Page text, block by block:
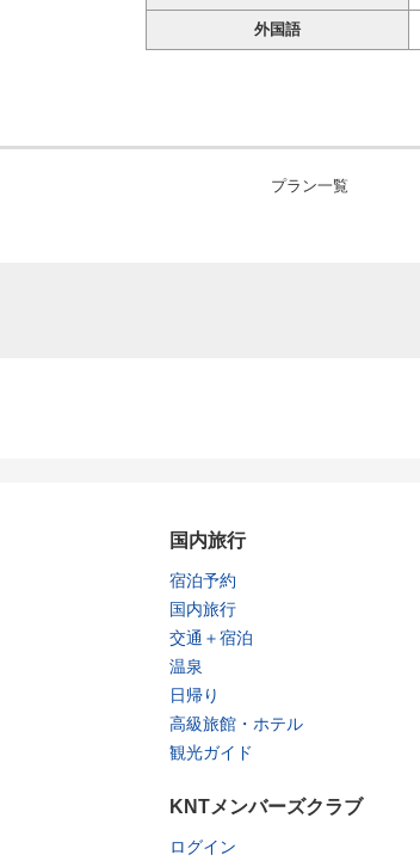
外国語
プラン一覧
国内旅行
宿泊予約
国内旅行
交通＋宿泊
温泉
日帰り
高級旅館・ホテル
観光ガイド
KNTメンバーズクラブ
ログイン